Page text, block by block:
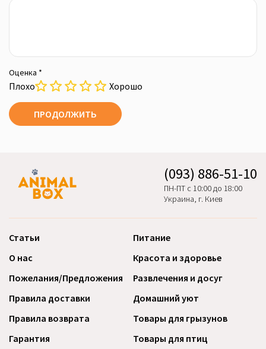
Оценка *
Плохо Хорошо
ПРОДОЛЖИТЬ
(093) 886-51-10
ПН-ПТ с 10:00 до 18:00
Украина, г. Киев
Статьи
О нас
Пожелания/Предложения
Правила доставки
Правила возврата
Гарантия
Питание
Красота и здоровье
Развлечения и досуг
Домашний уют
Товары для грызунов
Товары для птиц